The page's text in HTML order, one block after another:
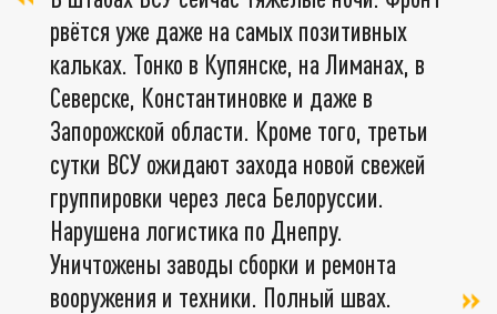
рвётся уже даже на самых позитивных
кальках. Тонко в Купянске, на Лиманах, в
Северске, Константиновке и даже в
Запорожской области. Кроме того, третьи
сутки ВСУ ожидают захода новой свежей
группировки через леса Белоруссии.
Нарушена логистика по Днепру.
Уничтожены заводы сборки и ремонта
вооружения и техники. Полный швах.